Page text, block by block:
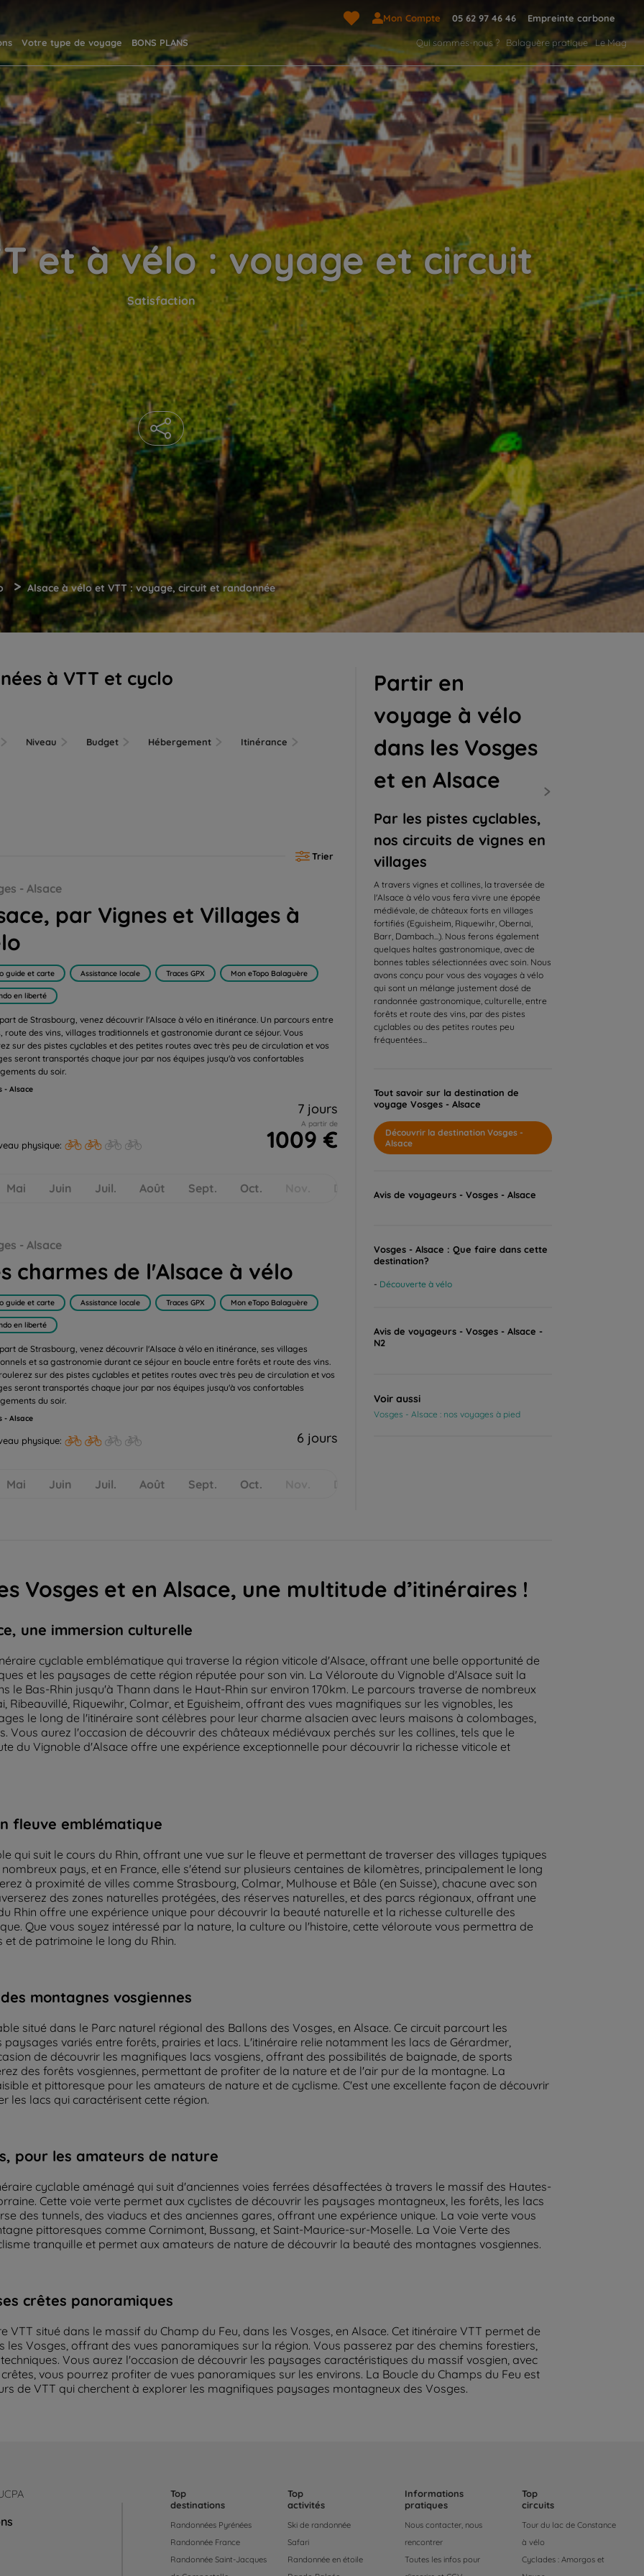
Mon Compte 05 62 97 46 46 Empreinte carbone
Votre type de voyage BONS PLANS Qui sommes-nous ? Balaguère pratique Le Mag
et à vélo : voyage et circuit
Satisfaction
> Alsace à vélo et VTT : voyage, circuit et randonnée
à VTT et cyclo
Niveau Budget Hébergement
Itinérance
Trier
- Alsace
par Vignes et Villages à
guide et carte Assistance locale Traces GPX Mon eTopo Balaguère
en liberté
de Strasbourg, venez découvrir l'Alsace à vélo en itinérance. Un parcours entre
route des vins, villages traditionnels et gastronomie durant ce séjour. Vous
sur des pistes cyclables et des petites routes avec très peu de circulation et vos
seront transportés chaque jour par nos équipes jusqu'à vos confortables
du soir.
- Alsace
physique:
7 jours
A partir de
1009 €
Mai Juin Juil. Août Sept. Oct.
- Alsace
charmes de l'Alsace à vélo
guide et carte Assistance locale Traces GPX Mon eTopo Balaguère
en liberté
de Strasbourg, venez découvrir l'Alsace à vélo en itinérance, ses villages
et sa gastronomie durant ce séjour en boucle entre forêts et route des vins.
sur des pistes cyclables et petites routes avec très peu de circulation et vos
seront transportés chaque jour par nos équipes jusqu'à vos confortables
du soir.
- Alsace
physique: 6 jours
Mai Juin Juil. Août Sept. Oct.
Partir en
voyage à vélo
dans les Vosges
et en Alsace
Par les pistes cyclables,
nos circuits de vignes en
villages
A travers vignes et collines, la traversée de
l'Alsace à vélo vous fera vivre une épopée
médiévale, de châteaux forts en villages
fortifiés (Eguisheim, Riquewihr, Obernai,
Barr, Dambach...). Nous ferons également
quelques haltes gastronomique, avec de
bonnes tables sélectionnées avec soin. Nous
avons conçu pour vous des voyages à vélo
qui sont un mélange justement dosé de
randonnée gastronomique, culturelle, entre
forêts et route des vins, par des pistes
cyclables ou des petites routes peu
fréquentées...
Tout savoir sur la destination de
voyage Vosges - Alsace
Découvrir la destination Vosges -
Alsace
Avis de voyageurs - Vosges - Alsace
Vosges - Alsace : Que faire dans cette
destination?
Découverte à vélo
Avis de voyageurs - Vosges - Alsace -
N2
Voir aussi
Vosges - Alsace : nos voyages à pied
Vosges et en Alsace, une multitude d’itinéraires !
une immersion culturelle
cyclable emblématique qui traverse la région viticole d'Alsace, offrant une belle opportunité de
et les paysages de cette région réputée pour son vin. La Véloroute du Vignoble d'Alsace suit la
le Bas-Rhin jusqu'à Thann dans le Haut-Rhin sur environ 170km. Le parcours traverse de nombreux
Riquewihr, Colmar, et Eguisheim, offrant des vues magnifiques sur les vignobles, les
le long de l'itinéraire sont célèbres pour leur charme alsacien avec leurs maisons à colombages,
Vous aurez l'occasion de découvrir des châteaux médiévaux perchés sur les collines, tels que le
du Vignoble d'Alsace offre une expérience exceptionnelle pour découvrir la richesse viticole et
fleuve emblématique
qui suit le cours du Rhin, offrant une vue sur le fleuve et permettant de traverser des villages typiques
pays, et en France, elle s'étend sur plusieurs centaines de kilomètres, principalement le long
à proximité de villes comme Strasbourg, Colmar, Mulhouse et Bâle (en Suisse), chacune avec son
des zones naturelles protégées, des réserves naturelles, et des parcs régionaux, offrant une
Rhin offre une expérience unique pour découvrir la beauté naturelle et la richesse culturelle des
Que vous soyez intéressé par la nature, la culture ou l'histoire, cette véloroute vous permettra de
de patrimoine le long du Rhin.
montagnes vosgiennes
situé dans le Parc naturel régional des Ballons des Vosges, en Alsace. Ce circuit parcourt les
variés entre forêts, prairies et lacs. L'itinéraire relie notamment les lacs de Gérardmer,
de découvrir les magnifiques lacs vosgiens, offrant des possibilités de baignade, de sports
des forêts vosgiennes, permettant de profiter de la nature et de l'air pur de la montagne. La
et pittoresque pour les amateurs de nature et de cyclisme. C'est une excellente façon de découvrir
les lacs qui caractérisent cette région.
pour les amateurs de nature
cyclable aménagé qui suit d'anciennes voies ferrées désaffectées à travers le massif des Hautes-
Cette voie verte permet aux cyclistes de découvrir les paysages montagneux, les forêts, les lacs
des tunnels, des viaducs et des anciennes gares, offrant une expérience unique. La voie verte vous
pittoresques comme Cornimont, Bussang, et Saint-Maurice-sur-Moselle. La Voie Verte des
tranquille et permet aux amateurs de nature de découvrir la beauté des montagnes vosgiennes.
crêtes panoramiques
VTT situé dans le massif du Champ du Feu, dans les Vosges, en Alsace. Cet itinéraire VTT permet de
les Vosges, offrant des vues panoramiques sur la région. Vous passerez par des chemins forestiers,
Vous aurez l'occasion de découvrir les paysages caractéristiques du massif vosgien, avec
vous pourrez profiter de vues panoramiques sur les environs. La Boucle du Champs du Feu est
de VTT qui cherchent à explorer les magnifiques paysages montagneux des Vosges.
Top
destinations
Randonnées Pyrénées
Randonnée France
Randonnée Saint-Jacques
Top
activités
Ski de randonnée
Safari
Randonnée en étoile
Informations
pratiques
Nous contacter, nous
rencontrer
Toutes les infos pour
Top
circuits
Tour du lac de Constance
à vélo
Cyclades : Amorgos et